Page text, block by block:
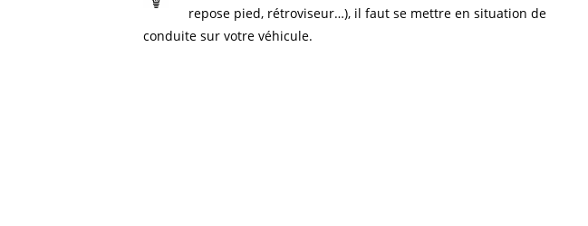
repose pied, rétroviseur…), il faut se mettre en situation de
conduite sur votre véhicule.